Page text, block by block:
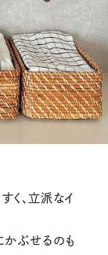
く、立派なイ
かぶせるのも